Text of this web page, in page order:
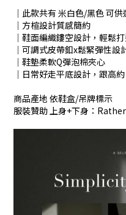
│此款共有 米白色/黑色 可供
│方楦設計質感簡約
│鞋面編織鏤空設計，輕鬆
│可調式皮帶釦x鬆緊彈性設
│鞋墊柔軟Q彈泡棉夾心
│日常好走平底設計，跟高
商品產地 依鞋盒/吊牌標示
服裝贊助 上身+下身：Rather